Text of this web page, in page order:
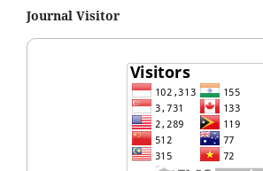
Journal Visitor